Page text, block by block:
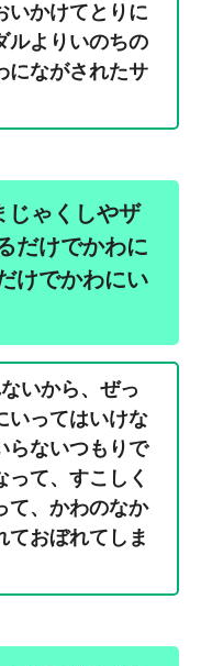
いかけてとりに
ルよりいのちの
にながされたサ
じゃくしやザ
だけでかわに
けでかわにい
いから、ぜっ
いってはいけな
らないつもりで
って、すこしく
て、かわのなか
ておぼれてしま